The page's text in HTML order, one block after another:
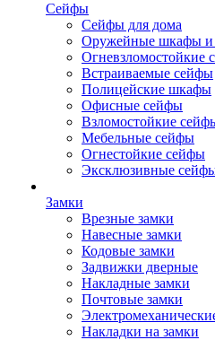
Сейфы
Сейфы для дома
Оружейные шкафы и
Огневзломостойкие
Встраиваемые сейфы
Полицейские шкафы
Офисные сейфы
Взломостойкие
Мебельные сейфы
Огнестойкие сейфы
Эксклюзивные
Замки
Врезные замки
Навесные замки
Кодовые замки
Задвижки дверные
Накладные замки
Почтовые замки
Накладки на замки